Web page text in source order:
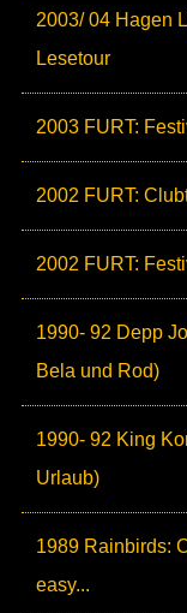
2003/ 04 Hagen
Lesetour
2003 FURT:
2002 FURT:
2002 FURT:
1990- 92 Depp
Bela und Rod)
1990- 92 King
Urlaub)
1989 Rainbirds:
easy...